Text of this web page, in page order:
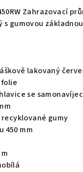
Zahrazovací
s gumovou základnou
lakovaný
se
gumy
450 mm